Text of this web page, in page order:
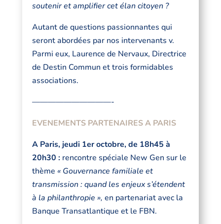
soutenir et amplifier cet élan citoyen ?
Autant de questions passionnantes qui
seront abordées par nos intervenants v.
Parmi eux, Laurence de Nervaux, Directrice
de Destin Commun et trois formidables
associations.
——————————-
EVENEMENTS PARTENAIRES A PARIS
A Paris, jeudi 1er octobre, de 18h45 à
20h30 : rencontre spéciale New Gen sur le
thème « Gouvernance familiale et
transmission : quand les enjeux s’étendent
à la philanthropie », en partenariat avec la
Banque Transatlantique et le FBN.